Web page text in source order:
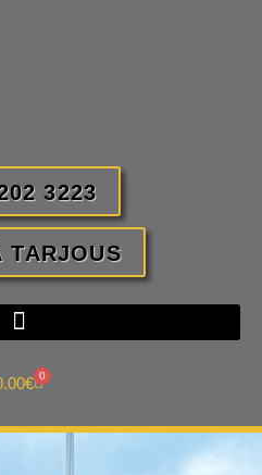
3223
TARJOUS
€ 0